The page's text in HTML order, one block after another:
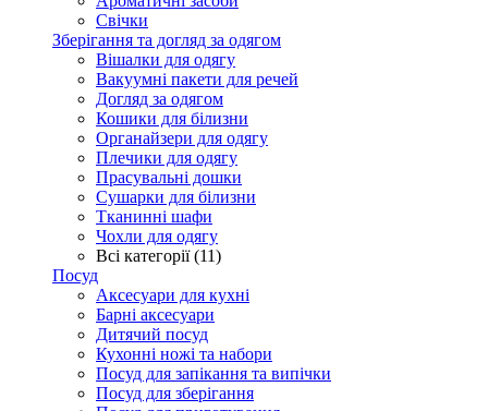
Свічки
Зберігання та догляд за одягом
Вішалки для одягу
Вакуумні пакети для речей
Догляд за одягом
Кошики для білизни
Органайзери для одягу
Плечики для одягу
Прасувальні дошки
Сушарки для білизни
Тканинні шафи
Чохли для одягу
Всі категорії (11)
Посуд
Аксесуари для кухні
Барні аксесуари
Дитячий посуд
Кухонні ножі та набори
Посуд для запікання та випічки
Посуд для зберігання